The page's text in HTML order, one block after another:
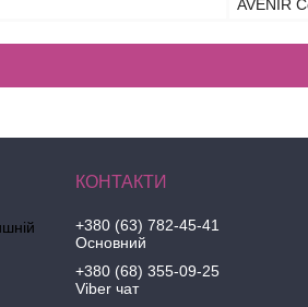
AVENIR
+380 (63) 782-45-41
Основний
+380 (68) 355-09-25
Viber чат